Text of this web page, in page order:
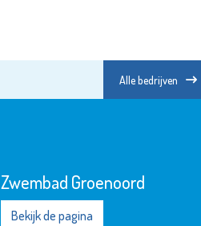
Alle bedrijven
Departement Waterweg-
Noord